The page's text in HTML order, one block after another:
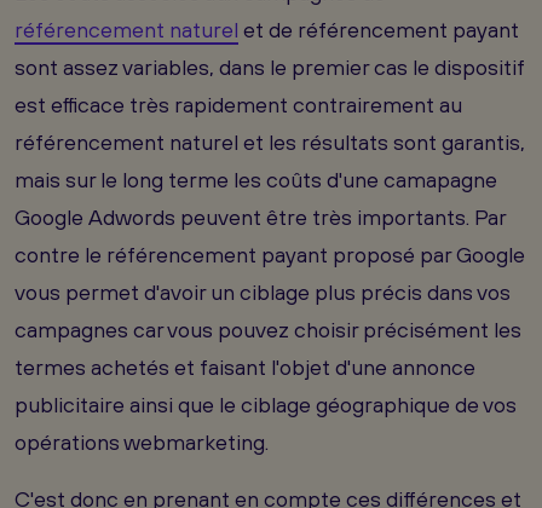
référencement naturel et de référencement payant
sont assez variables, dans le premier cas le dispositif
est efficace très rapidement contrairement au
référencement naturel et les résultats sont garantis,
mais sur le long terme les coûts d'une camapagne
Google Adwords peuvent être très importants. Par
contre le référencement payant proposé par Google
vous permet d'avoir un ciblage plus précis dans vos
campagnes car vous pouvez choisir précisément les
termes achetés et faisant l'objet d'une annonce
publicitaire ainsi que le ciblage géographique de vos
opérations webmarketing.
C'est donc en prenant en compte ces différences et